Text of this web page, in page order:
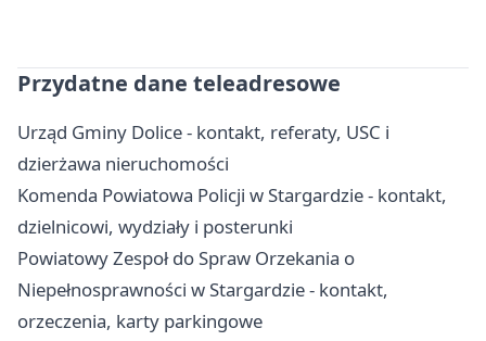
Przydatne dane teleadresowe
Urząd Gminy Dolice - kontakt, referaty, USC i
dzierżawa nieruchomości
Komenda Powiatowa Policji w Stargardzie - kontakt,
dzielnicowi, wydziały i posterunki
Powiatowy Zespoł do Spraw Orzekania o
Niepełnosprawności w Stargardzie - kontakt,
orzeczenia, karty parkingowe